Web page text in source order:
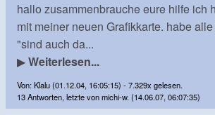
hallo zusammenbrauche eure hilfe ich
mit meiner neuen Grafikkarte. habe
"sind auch da...
▶Weiterlesen...
Von: Klalu (01.12.04, 16:05:15) - 7.329x gelesen.
13 Antworten, letzte von michi-w. (14.06.07, 06:07:35)